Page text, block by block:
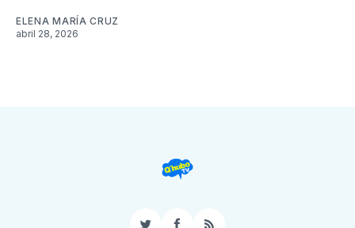
ELENA MARÍA CRUZ
abril 28, 2026